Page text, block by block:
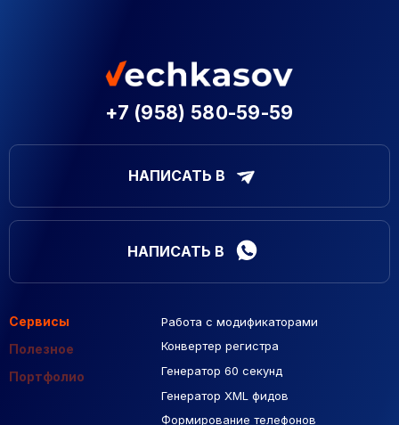
+7 (958) 580-59-59
НАПИСАТЬ В
НАПИСАТЬ В
Сервисы
Полезное
Портфолио
Работа с модификаторами
Конвертер регистра
Генератор 60 секунд
Генератор XML фидов
Формирование телефонов
Подборка сайтов
Макеты Figma
База Яндекс Карты
РСЯ площадки
Созданные сайты
Контекстная реклама